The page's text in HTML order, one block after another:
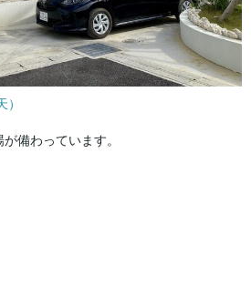
備わっています。